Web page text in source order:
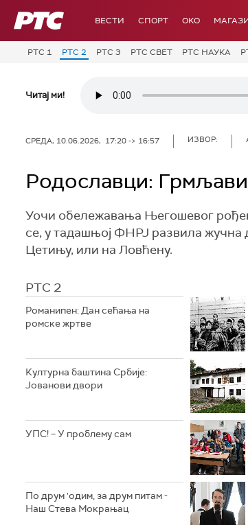
РТС ВЕСТИ СПОРТ OKO
РТС 1 РТС 2 РТС 3 РТС СВЕТ РТС НАУКА
Читај ми!
СРЕДА, 10.06.2026, 17:20 -> 16:57 ИЗВОР:
Родославци:
Уочи обележавања Његошевог
се, у тадашњој ФНРЈ развила жучна
Цетињу, или на Ловћену.
РТС 2
Романипен: Дан сећања на
ромске жртве
Културна баштина Србије:
Јованови двори
УПС! – У проблему сам
По друм 'одим, за друм питам -
Наш Стева Мокрањац